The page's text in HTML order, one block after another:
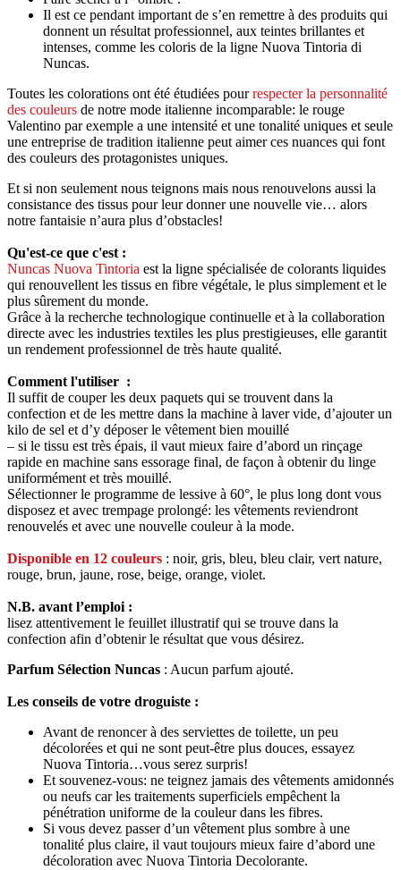
Il est ce pendant important de s’en remettre à des produits qui
donnent un résultat professionnel, aux teintes brillantes et
intenses, comme les coloris de la ligne Nuova Tintoria di
Nuncas.
Toutes les colorations ont été étudiées pourrespecter la personnalité
des couleurs de notre mode italienne incomparable: le rouge
Valentino par exemple a une intensité et une tonalité uniques et seule
une entreprise de tradition italienne peut aimer ces nuances qui font
des couleurs des protagonistes uniques.
Et si non seulement nous teignons mais nous renouvelons aussi la
consistance des tissus pour leur donner une nouvelle vie… alors
notre fantaisie n’aura plus d’obstacles!
Qu'est-ce que c'est :
Nuncas Nuova Tintoria est la ligne spécialisée de colorants liquides
qui renouvellent les tissus en fibre végétale, le plus simplement et le
plus sûrement du monde.
Grâce à la recherche technologique continuelle et à la collaboration
directe avec les industries textiles les plus prestigieuses, elle garantit
un rendement professionnel de très haute qualité.
Comment l'utiliser :
Il suffit de couper les deux paquets qui se trouvent dans la
confection et de les mettre dans la machine à laver vide, d’ajouter un
kilo de sel et d’y déposer le vêtement bien mouillé
– si le tissu est très épais, il vaut mieux faire d’abord un rinçage
rapide en machine sans essorage final, de façon à obtenir du linge
uniformément et très mouillé.
Sélectionner le programme de lessive à 60°, le plus long dont vous
disposez et avec trempage prolongé: les vêtements reviendront
renouvelés et avec une nouvelle couleur à la mode.
Disponible en 12 couleurs : noir, gris, bleu, bleu clair, vert nature,
rouge, brun, jaune, rose, beige, orange, violet.
N.B. avant l’emploi :
lisez attentivement le feuillet illustratif qui se trouve dans la
confection afin d’obtenir le résultat que vous désirez.
Parfum Sélection Nuncas : Aucun parfum ajouté.
Les conseils de votre droguiste :
Avant de renoncer à des serviettes de toilette, un peu
décolorées et qui ne sont peut-être plus douces, essayez
Nuova Tintoria…vous serez surpris!
Et souvenez-vous: ne teignez jamais des vêtements amidonnés
ou neufs car les traitements superficiels empêchent la
pénétration uniforme de la couleur dans les fibres.
Si vous devez passer d’un vêtement plus sombre à une
tonalité plus claire, il vaut toujours mieux faire d’abord une
décoloration avec Nuova Tintoria Decolorante.